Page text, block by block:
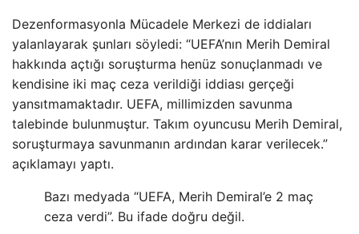
Dezenformasyonla Mücadele Merkezi de iddiaları
yalanlayarak şunları söyledi: “UEFA’nın Merih Demiral
hakkında açtığı soruşturma henüz sonuçlanmadı ve
kendisine iki maç ceza verildiği iddiası gerçeği
yansıtmamaktadır. UEFA, millimizden savunma
talebinde bulunmuştur. Takım oyuncusu Merih Demiral,
soruşturmaya savunmanın ardından karar verilecek.”
açıklamayı yaptı.
Bazı medyada “UEFA, Merih Demiral’e 2 maç
ceza verdi”. Bu ifade doğru değil.